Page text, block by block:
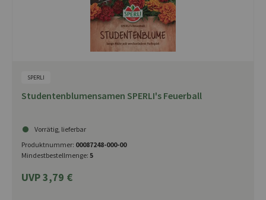
SPERLI
Studentenblumensamen SPERLI's Feuerball
Vorrätig, lieferbar
Produktnummer: 00087248-000-00
Mindestbestellmenge: 5
UVP 3,79 €